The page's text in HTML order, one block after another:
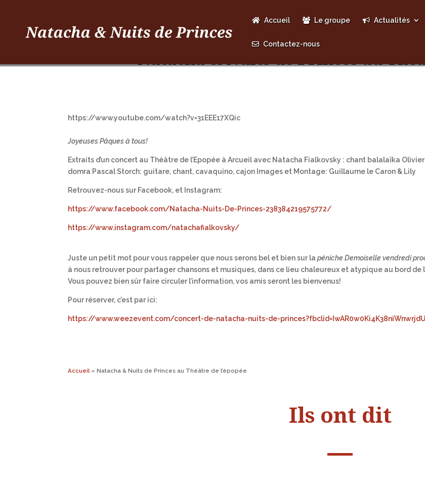
Accueil Le groupe Actualités
Contactez-nous
https://www.youtube.com/watch?v=31EEE17XQic
Joyeuses Pâques à tous!
Extraits d’un concert au Théâtre de l’Epopée à Arcueil avec Natacha Fialkovsky : chant balalaïka
domra Pascal Storch: guitare, chant, cavaquino, cajon Images et Montage: Guillaume le Caron & Lily
Retrouvez-nous sur Facebook, et Instagram:
https://www.facebook.com/Natacha-Nuits-De-Princes-238384219575772/
https://www.instagram.com/natachafialkovsky/
Juste un petit mot pour vous rappeler que nous serons bel et bien sur lapéniche Demoiselle vendredi
à nous retrouver pour partager chansons et musiques, dans ce lieu chaleureux et atypique au bord de
Vous pouvez bien sûr faire circuler l’information, vos amis seront les bienvenus!
Pour réserver, c’est par ici:
https://www.weezevent.com/concert-de-natacha-nuits-de-
Accueil»Natacha & Nuits de Princes au Théâtre de l’épopée
Ils ont dit